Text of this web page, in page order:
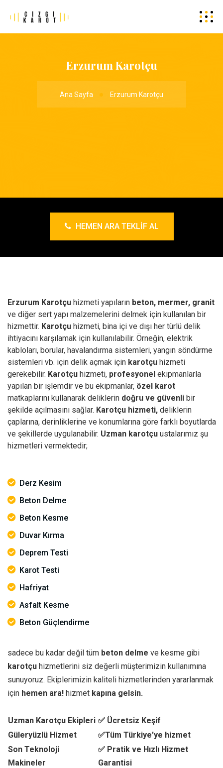
Erzurum Karotçu
Ana Sayfa Erzurum Karotçu
HEMEN ARA TEKLIF AL
Erzurum Karotçu hizmeti yapıların beton, mermer, granit
ve diğer sert yapı malzemelerini delmek için kullanılan bir
hizmettir. Karotçu hizmeti, bina içi ve dışı her türlü delik
ihtiyacını karşılamak için kullanılabilir. Örneğin, elektrik
kabloları, borular, havalandırma sistemleri, yangın söndürme
sistemleri vb. için delik açmak için karotçu hizmeti
gerekebilir. Karotçu hizmeti, profesyonel ekipmanlarla
yapılan bir işlemdir ve bu ekipmanlar, özel karot
matkaplarını kullanarak deliklerin doğru ve güvenli bir
şekilde açılmasını sağlar. Karotçu hizmeti, deliklerin
çaplarına, derinliklerine ve konumlarına göre farklı boyutlarda
ve şekillerde uygulanabilir. Uzman karotçu ustalarımız şu
hizmetleri vermektedir;
Derz Kesim
Beton Delme
Beton Kesme
Duvar Kırma
Deprem Testi
Karot Testi
Hafriyat
Asfalt Kesme
Beton Güçlendirme
sadece bu kadar değil tüm beton delme ve kesme gibi
karotçu hizmetlerini siz değerli müşterimizin kullanımına
sunuyoruz. Ekiplerimizin kaliteli hizmetlerinden yararlanmak
için hemen ara! hizmet kapına gelsin.
Uzman Karotçu Ekipleri ✅ Ücretsiz Keşif
Güleryüzlü Hizmet
✅Tüm Türkiye'ye hizmet
Son Teknoloji
Makineler
✅ Pratik ve Hızlı Hizmet
Garantisi